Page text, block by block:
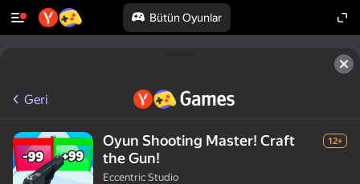
Bütün Oyunlar
Geri
Oyun Shooting Master! Craft
the Gun!
12+
Eccentric Studio